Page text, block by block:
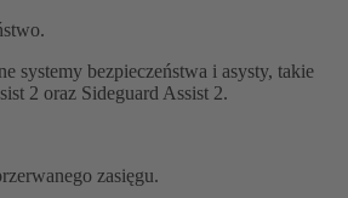
systemy bezpieczeństwa i asysty, takie
2 oraz Sideguard Assist 2.
zasięgu.